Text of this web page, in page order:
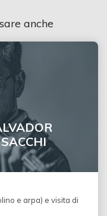
anche
e arpa) e visita di